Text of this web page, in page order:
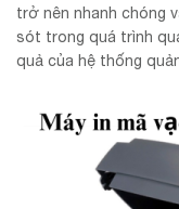
trở nên nhanh chóng
sót trong quá trình
quả của hệ thống